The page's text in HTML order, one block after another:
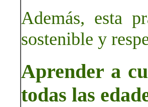
Además, esta
sostenible y
Aprender a
todas las